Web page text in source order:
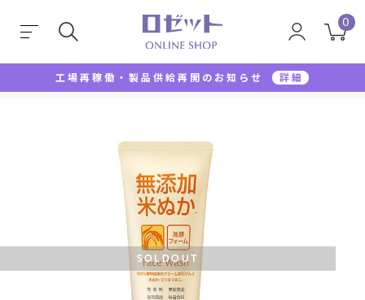
0
工場再稼働・製品供給再開のお知らせ 詳細
洗顔料 洗顔フォーム 無添加米ぬか洗顔フ
SOLDOUT